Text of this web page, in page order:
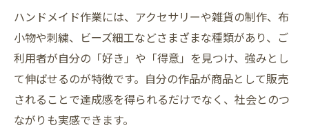
大阪市の就労継続支援B型で得られる自信と
成長
ハンドメイド制作が就労継続支援B型で注目
される理由
支援体制が充実した就労継続支援B型の特徴
自分らしく働ける就労継続支援B型の選び方ガ
ハンドメイド作業には、アクセサリーや雑貨の制作、布
小物や刺繍、ビーズ細工などさまざまな種類があり、ご
利用者が自分の「好き」や「得意」を見つけ、強みとし
て伸ばせるのが特徴です。自分の作品が商品として販売
されることで達成感を得られるだけでなく、社会とのつ
ながりも実感できます。